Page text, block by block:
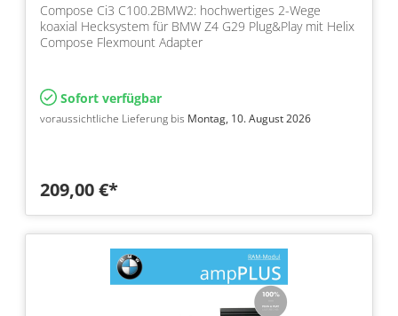
Compose Ci3 C100.2BMW2: hochwertiges 2-Wege
koaxial Hecksystem für BMW Z4 G29 Plug&Play mit Helix
Compose Flexmount Adapter
Sofort verfügbar
voraussichtliche Lieferung bis Montag, 10. August 2026
209,00 €*